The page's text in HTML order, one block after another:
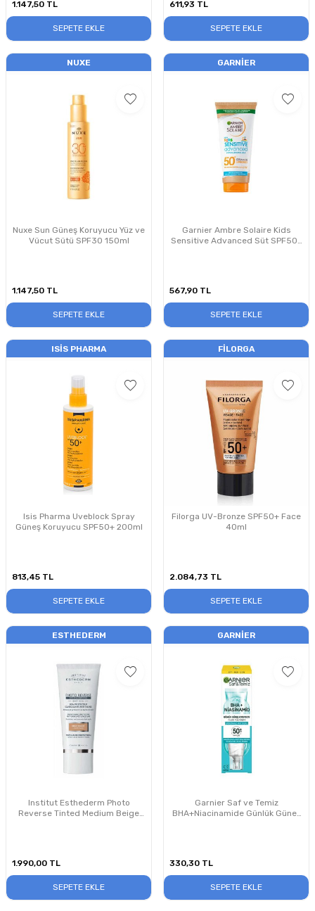
1.147,50 TL
SEPETE EKLE
611,93 TL
SEPETE EKLE
NUXE
Nuxe Sun Güneş Koruyucu Yüz ve
Vücut Sütü SPF30 150ml
1.147,50 TL
SEPETE EKLE
GARNIER
Garnier Ambre Solaire Kids
Sensitive Advanced Süt SPF50+
567,90 TL
SEPETE EKLE
ISIS PHARMA
Isis Pharma Uveblock Spray
Güneş Koruyucu SPF50+ 200ml
813,45 TL
SEPETE EKLE
FILORGA
Filorga UV-Bronze SPF50+ Face
40ml
2.084,73 TL
SEPETE EKLE
ESTHEDERM
Institut Esthederm Photo
Reverse Tinted Medium Beige
1.990,00 TL
SEPETE EKLE
GARNIER
Garnier Saf ve Temiz
BHA+Niacinamide Günlük Güneş
330,30 TL
SEPETE EKLE